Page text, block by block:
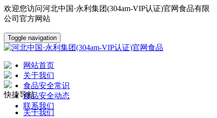
欢迎您访问河北中国·永利集团(304am-VIP认证)官网食品有限
公司官方网站
Toggle navigation
网站首页
关于我们
食品安全常识
食品安全动态
联系我们
快捷导航
关于我们